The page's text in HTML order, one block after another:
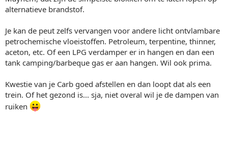
alternatieve brandstof.
Je kan de peut zelfs vervangen voor andere licht ontvlambare
petrochemische vloeistoffen. Petroleum, terpentine, thinner,
aceton, etc. Of een LPG verdamper er in hangen en dan een
tank camping/barbeque gas er aan hangen. Wil ook prima.
Kwestie van je Carb goed afstellen en dan loopt dat als een
trein. Of het gezond is... sja, niet overal wil je de dampen van
ruiken